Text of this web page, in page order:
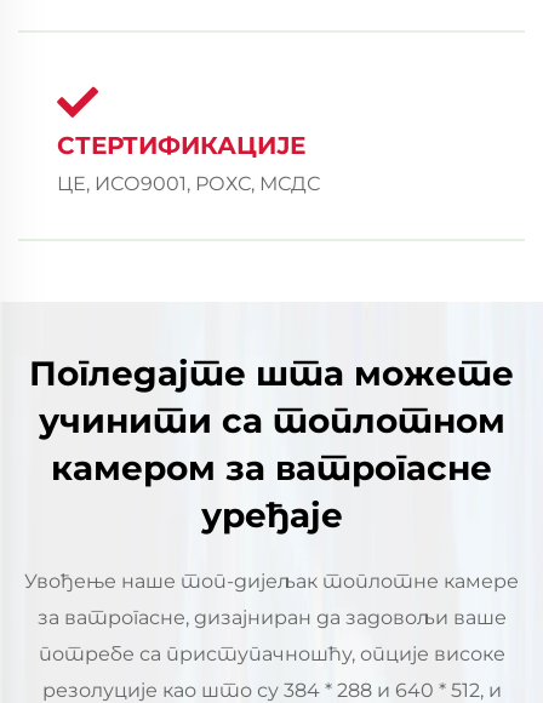
СТЕРТИФИКАЦИЈЕ
ЦЕ, ИСО9001, РОХС, МСДС
Погледајте шта можете
учинити са топлотном
камером за ватрогасне
уређаје
Увођење наше топ-дијељак топлотне камере
за ватрогасне, дизајниран да задовољи ваше
потребе са приступачношћу, опције високе
резолуције као што су 384 * 288 и 640 * 512, и